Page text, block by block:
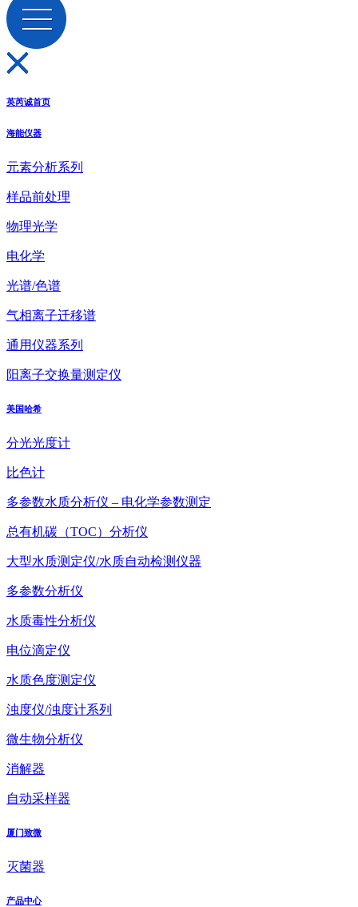
英芮诚首页
海能仪器
元素分析系列
样品前处理
物理光学
电化学
光谱/色谱
气相离子迁移谱
通用仪器系列
阳离子交换量测定仪
美国哈希
分光光度计
比色计
多参数水质分析仪 – 电化学参数测定
总有机碳（TOC）分析仪
大型水质测定仪/水质自动检测仪器
多参数分析仪
水质毒性分析仪
电位滴定仪
水质色度测定仪
浊度仪/浊度计系列
微生物分析仪
消解器
自动采样器
厦门致微
灭菌器
产品中心